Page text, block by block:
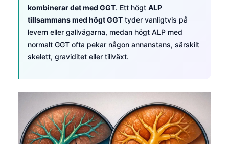
kombinerar det med GGT. Ett högt ALP
tillsammans med högt GGT tyder vanligtvis på
levern eller gallvägarna, medan högt ALP med
normalt GGT ofta pekar någon annanstans, särskilt
skelett, graviditet eller tillväxt.